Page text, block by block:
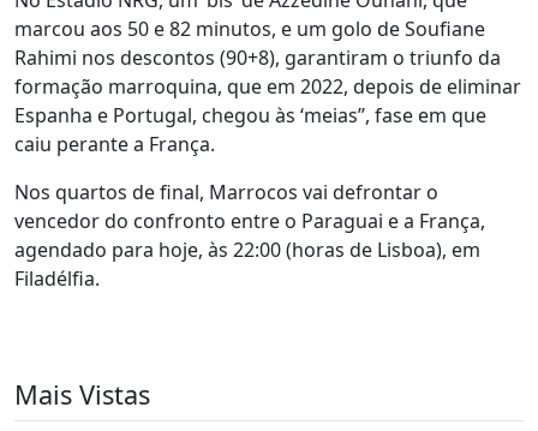
marcou aos 50 e 82 minutos, e um golo de Soufiane
Rahimi nos descontos (90+8), garantiram o triunfo da
formação marroquina, que em 2022, depois de eliminar
Espanha e Portugal, chegou às ‘meias’’, fase em que
caiu perante a França.
Nos quartos de final, Marrocos vai defrontar o
vencedor do confronto entre o Paraguai e a França,
agendado para hoje, às 22:00 (horas de Lisboa), em
Filadélfia.
Mais Vistas